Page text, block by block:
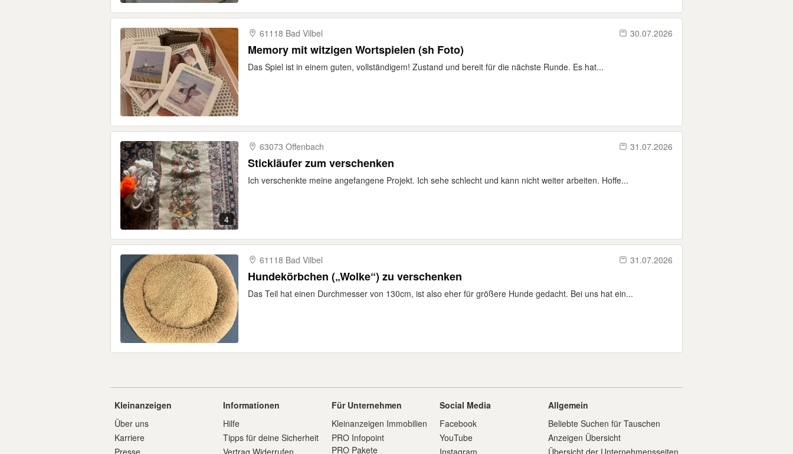
61118 Bad Vilbel 30.07.2026
Memory mit witzigen Wortspielen (sh Foto)
Das Spiel ist in einem guten, vollständigem! Zustand und bereit für die nächste Runde. Es hat...
4
63073 Offenbach 31.07.2026
Stickläufer zum verschenken
Ich verschenkte meine angefangene Projekt. Ich sehe schlecht und kann nicht weiter arbeiten. Hoffe...
61118 Bad Vilbel 31.07.2026
Hundekörbchen („Wolke“) zu verschenken
Das Teil hat einen Durchmesser von 130cm, ist also eher für größere Hunde gedacht. Bei uns hat ein...
Kleinanzeigen
Über uns
Karriere
Presse
Informationen
Hilfe
Tipps für deine Sicherheit
Vertrag Widerrufen
Für Unternehmen
Kleinanzeigen Immobilien
PRO Infopoint
PRO Pakete
Social Media
Facebook
YouTube
Instagram
Allgemein
Beliebte Suchen für Tauschen
Anzeigen Übersicht
Übersicht der Unternehmensseiten